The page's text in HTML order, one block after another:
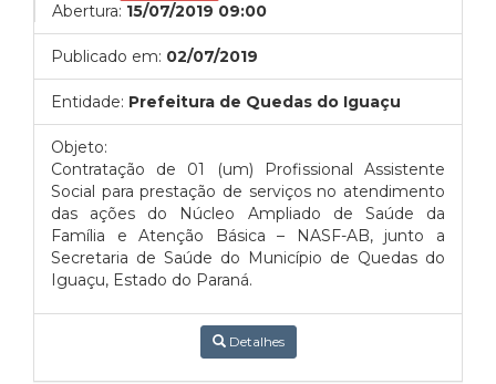
Abertura: 15/07/2019 09:00
Publicado em: 02/07/2019
Entidade: Prefeitura de Quedas do Iguaçu
Objeto:
Contratação de 01 (um) Profissional Assistente
Social para prestação de serviços no atendimento
das ações do Núcleo Ampliado de Saúde da
Família e Atenção Básica – NASF-AB, junto a
Secretaria de Saúde do Município de Quedas do
Iguaçu, Estado do Paraná.
Detalhes